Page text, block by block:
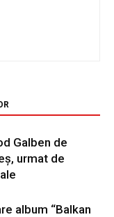
Galben de
urmat de
album “Balkan